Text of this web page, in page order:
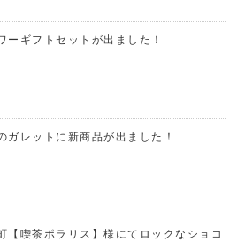
ーギフトセットが出ました！
ガレットに新商品が出ました！
【喫茶ポラリス】様にてロックなショコ